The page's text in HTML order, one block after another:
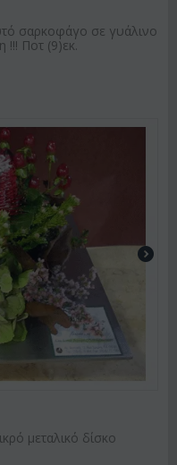
σαρκοφάγο σε γυάλινο
!!! Ποτ (9)εκ.
μεταλικό δίσκο